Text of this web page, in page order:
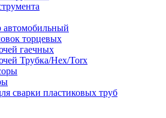
автомобильный
торцевых
гаечных
Трубка/Hex/Torx
сварки пластиковых труб